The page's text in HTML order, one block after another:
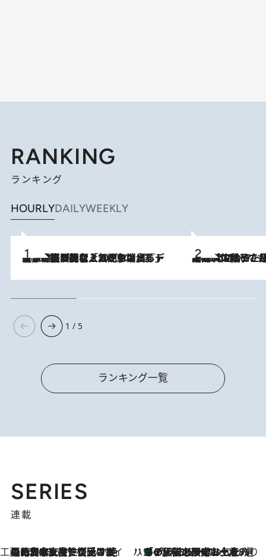
RANKING
ランキング
HOURLYDAILYWEEKLY
2026.8.5
【なぜ吉沢亮は「気配を消せる」のか？】興行収入208億の『国宝』を経て挑むミュージカル『ディア・エヴァン・ハンセン』。トップ俳優が舞台上でさらけ出した“孤独”とは 2026.8.5
【阿川佐和子さんの年とる力】なぜ70代で始めた趣味は“こんなに楽しい”のか？ ピアノ、俳句…スランプに陥っても続けられる“ある秘訣”とは
1 / 5
ランキング一覧
SERIES
連載
工藤まやのおもてなしハワイ
2026.8.6
【ハワイ土産】ローカルの絶大な支持で復活！ 絶品の幻クッキー《元ファンの日本人女性が受け継いだ名店》 ハワイ賢者 リサのお気に入りリスト2026.8.6
あの伝説の限定トートも！ リニューアルした「ディーン＆デルーカ ハワイ」で必須のお土産8選